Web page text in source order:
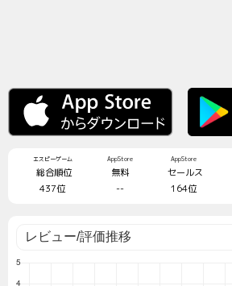
エスピーゲーム
総合順位
437位
AppStore
無料
--
AppStore
セールス
164位